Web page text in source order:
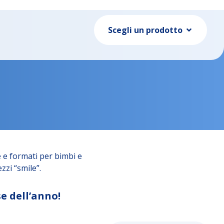
Scegli un prodotto
e formati per bimbi e
“smile”.
dell’anno!